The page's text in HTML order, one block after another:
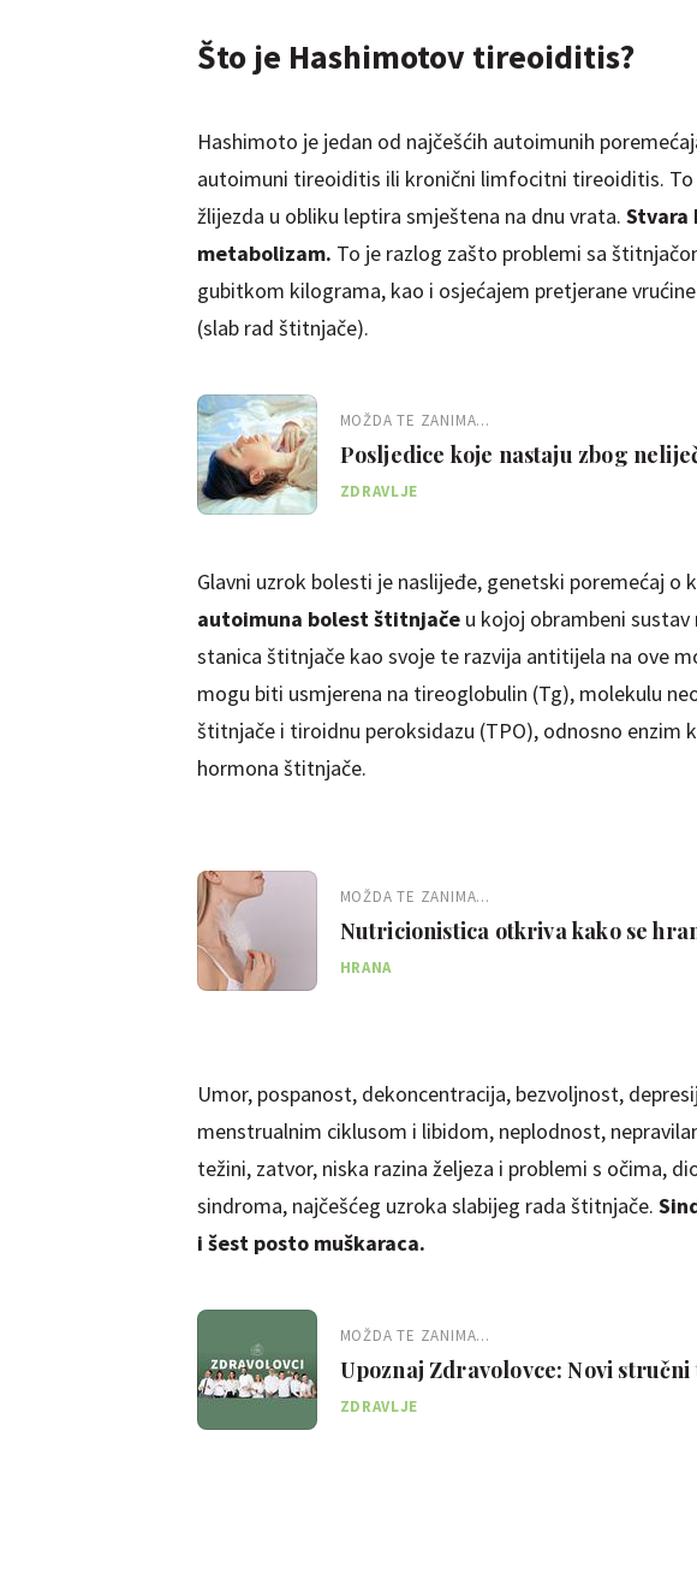
Što je Hashimotov tireoiditis?
Hashimoto je jedan od najčešćih autoimunih
autoimuni tireoiditis ili kronični limfocitni tireoiditis.
žlijezda u obliku leptira smještena na dnu vrata. Stvara
metabolizam. To je razlog zašto problemi sa
gubitkom kilograma, kao i osjećajem pretjerane
(slab rad štitnjače).
MOŽDA TE ZANIMA...
Posljedice koje nastaju zbog
ZDRAVLJE
Glavni uzrok bolesti je naslijeđe, genetski poremećaj o
autoimuna bolest štitnjače u kojoj obrambeni
stanica štitnjače kao svoje te razvija antitijela na ove
mogu biti usmjerena na tireoglobulin (Tg), molekulu
štitnjače i tiroidnu peroksidazu (TPO), odnosno enzim
hormona štitnjače.
MOŽDA TE ZANIMA...
Nutricionistica otkriva kako se
bolest
HRANA
Umor, pospanost, dekoncentracija, bezvoljnost,
menstrualnim ciklusom i libidom, neplodnost,
težini, zatvor, niska razina željeza i problemi s očima,
sindroma, najčešćeg uzroka slabijeg rada štitnjače.
i šest posto muškaraca.
MOŽDA TE ZANIMA...
Upoznaj Zdravolovce: Novi
ZDRAVLJE